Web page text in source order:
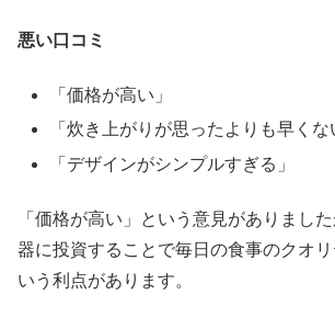
悪い口コミ
「価格が高い」
「炊き上がりが思ったよりも早くな
「デザインがシンプルすぎる」
「価格が高い」という意見がありまし
器に投資することで毎日の食事のクオ
いう利点があります。